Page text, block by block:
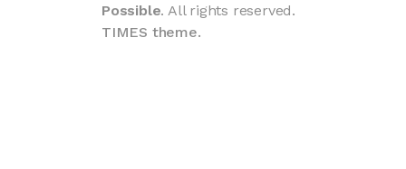
Possible. All rights reserved.